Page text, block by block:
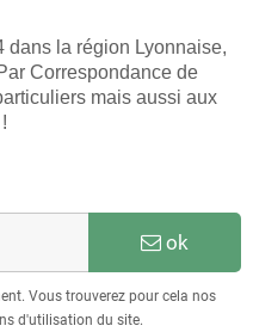
dans la région Lyonnaise,
Correspondance de
mais aussi aux
ok
Vous trouverez pour cela nos
d'utilisation du site.